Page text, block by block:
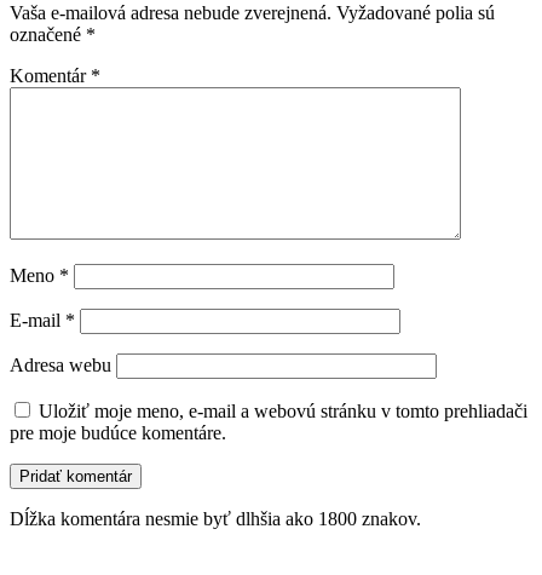
Vaša e-mailová adresa nebude zverejnená. Vyžadované polia sú
označené *
Komentár *
Meno *
E-mail *
Adresa webu
Uložiť moje meno, e-mail a webovú stránku v tomto prehliadači
pre moje budúce komentáre.
Dĺžka komentára nesmie byť dlhšia ako 1800 znakov.